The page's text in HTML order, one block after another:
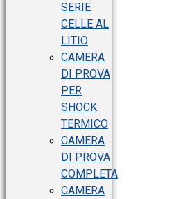
SERIE
CELLE AL
LITIO
CAMERA
DI PROVA
PER
SHOCK
TERMICO
CAMERA
DI PROVA
COMPLETA
CAMERA